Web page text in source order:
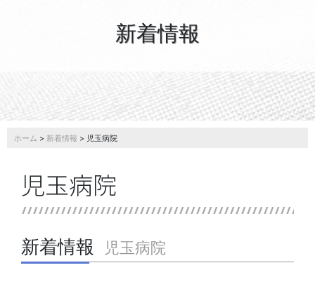
新着情報
ホーム > 新着情報 > 児玉病院
児玉病院
新着情報 児玉病院